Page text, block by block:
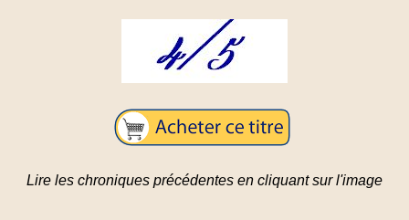
Lire les chroniques précédentes en cliquant sur l'image